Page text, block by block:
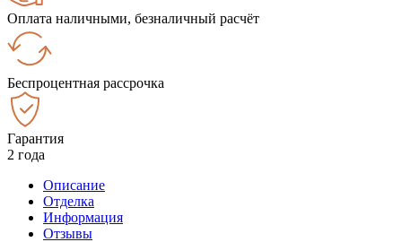
Оплата наличными, безналичный расчёт
Беспроцентная рассрочка
Гарантия
2 года
Описание
Отделка
Информация
Отзывы